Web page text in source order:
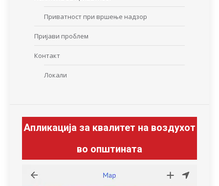
Приватност при вршење надзор
Пријави проблем
Контакт
Локали
Апликација за квалитет на воздухот
во општината